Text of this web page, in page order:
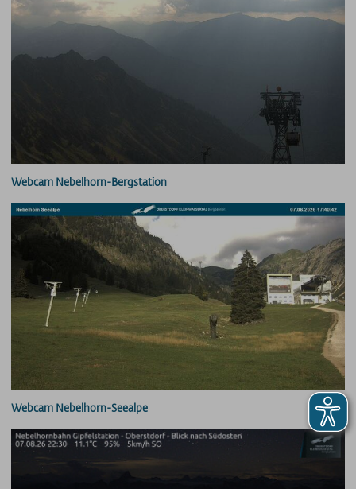
Preise - Heuberg
Preise - Ifenbahn
Saisonkarte
Parkplatzpreise
UNTERNEHMEN
MyMountainNature
Maßnahmen zur Qualitätsverbesserung
Ansprechpartner
Geschichte
Technische Daten
Freie Stellen
PRESSE
PARTNER/LINKS
SOS / Notfallnummern
Webcam Nebelhorn-Bergstation
Webcam Nebelhorn-Seealpe